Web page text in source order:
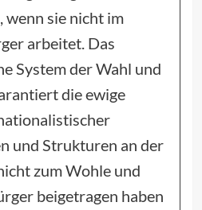
wenn sie nicht im
arbeitet. Das
System der Wahl und
die ewige
und Strukturen an der
zum Wohle und
beigetragen haben